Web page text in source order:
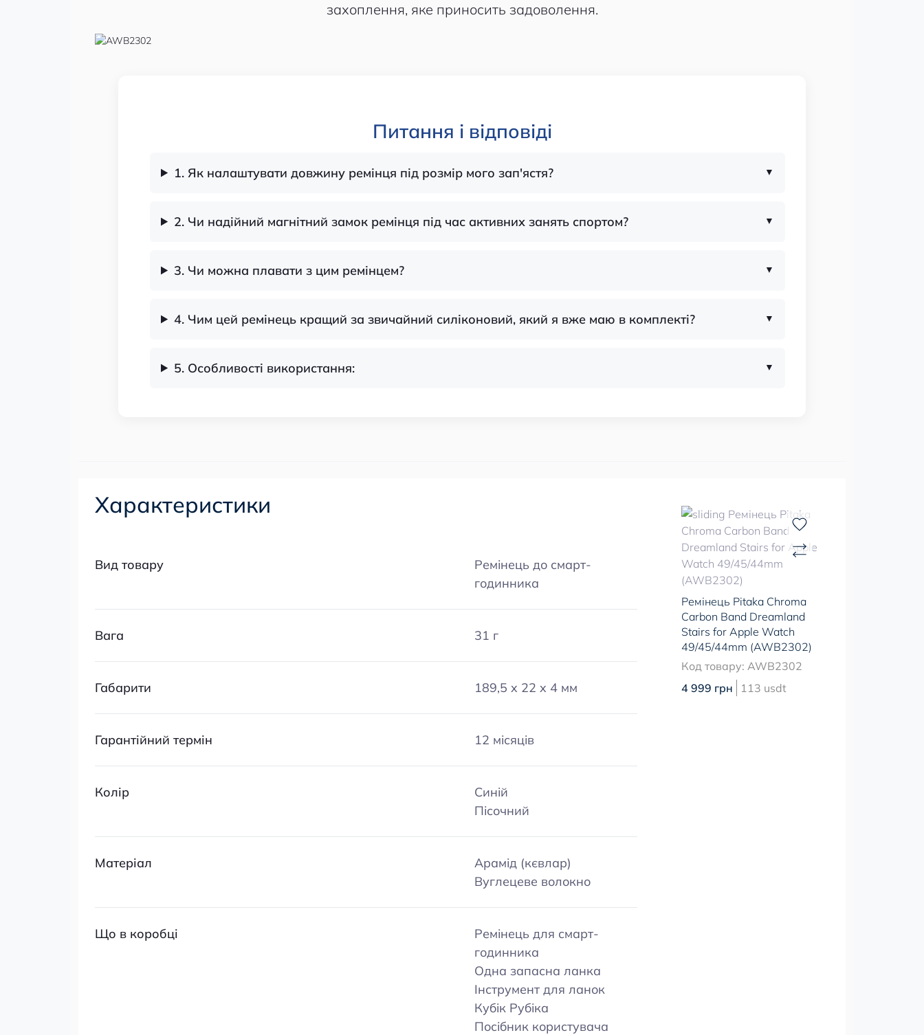
захоплення, яке приносить задоволення.
Питання і відповіді
1. Як налаштувати довжину ремінця під розмір мого зап'ястя?
2. Чи надійний магнітний замок ремінця під час активних занять спортом?
3. Чи можна плавати з цим ремінцем?
4. Чим цей ремінець кращий за звичайний силіконовий, який я вже маю в комплекті?
5. Особливості використання:
Характеристики
Вид товару
Ремінець до смарт-
годинника
Вага 31 г
Габарити 189,5 x 22 x 4 мм
Гарантійний термін 12 місяців
Колір
Синій
Пісочний
Матеріал
Арамід (кєвлар)
Вуглецеве волокно
Що в коробці
Ремінець для смарт-
годинника
Одна запасна ланка
Інструмент для ланок
Кубік Рубіка
Посібник користувача
Ремінець Pitaka Chroma
Carbon Band Dreamland
Stairs for Apple Watch
49/45/44mm (AWB2302)
Код товару: AWB2302
4 999 грн
113 usdt